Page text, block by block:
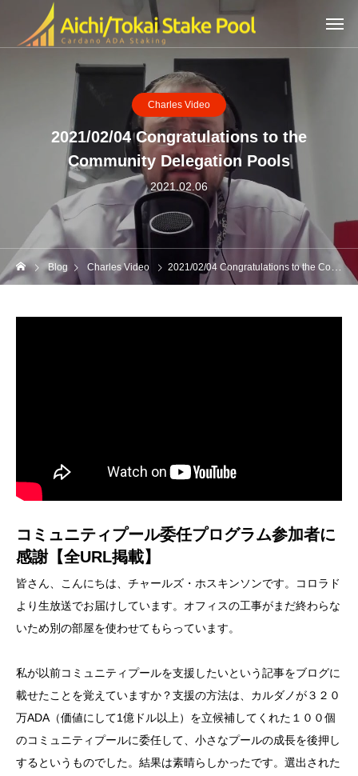
Charles Video
2021/02/04 Congratulations to the
Community Delegation Pools
2021.02.06
Blog Charles Video 2021/02/04 Congratulations to the Community Delegation Pools
コミュニティプール委任プログラム参加者に
感謝【全URL掲載】
皆さん、こんにちは、チャールズ・ホスキンソンです。コロラド
より生放送でお届けしています。オフィスの工事がまだ終わらな
いため別の部屋を使わせてもらっています。
私が以前コミュニティプールを支援したいという記事をブログに
載せたことを覚えていますか？支援の方法は、カルダノが３２０
万ADA（価値にして1億ドル以上）を立候補してくれた１００個
のコミュニティプールに委任して、小さなプールの成長を後押し
するというものでした。結果は素晴らしかったです。選出された